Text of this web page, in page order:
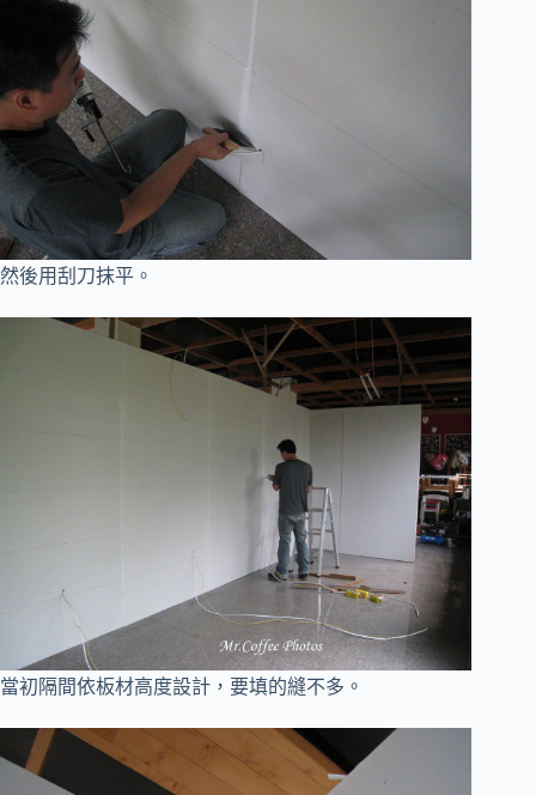
然後用刮刀抹平。
當初隔間依板材高度設計，要填的縫不多。